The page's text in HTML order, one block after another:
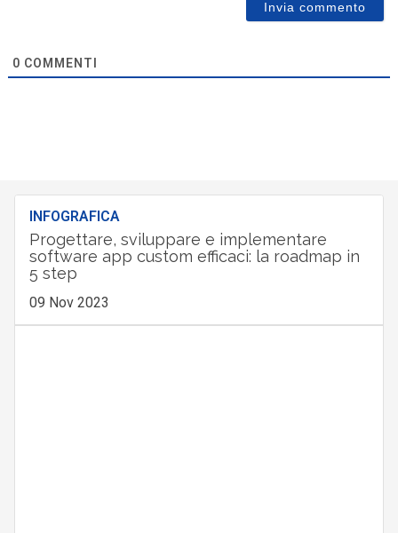
0 COMMENTI
INFOGRAFICA
Progettare, sviluppare e implementare
software app custom efficaci: la roadmap in
5 step
09 Nov 2023